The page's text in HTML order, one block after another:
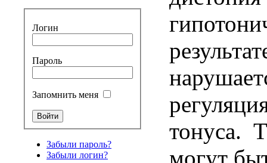
Логин
Пароль
Запомнить меня
Забыли пароль?
Забыли логин?
тонуса.